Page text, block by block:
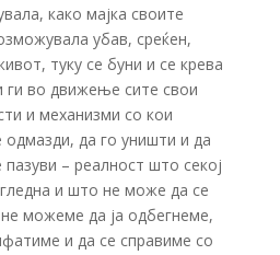
како мајка своите
убав, среќен,
туку се буни и се крева
ги во движење сите свои
и механизми со кои
одмазди, да го уништи и да
– реалност што секој
и што не може да се
можеме да ја одбегнеме,
и да се справиме со